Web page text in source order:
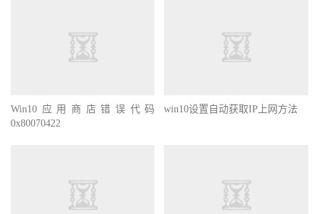
Win10应用商店错误代码
0x80070422
win10设置自动获取IP上网方法